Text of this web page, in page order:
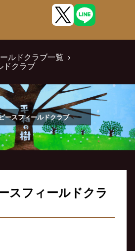
ルドクラブ一覧
ドクラブ
ースフィールドクラブ
スフィールドクラ